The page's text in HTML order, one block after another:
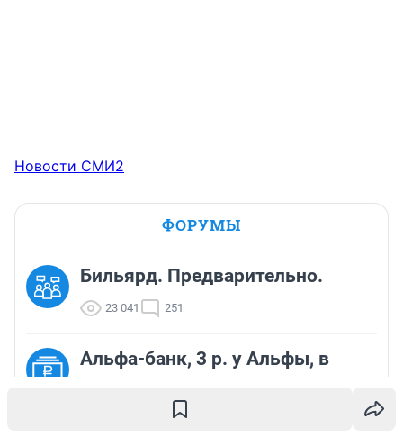
Новости СМИ2
ФОРУМЫ
Бильярд. Предварительно.
23 041 251
Альфа-банк, 3 р. у Альфы, в
42